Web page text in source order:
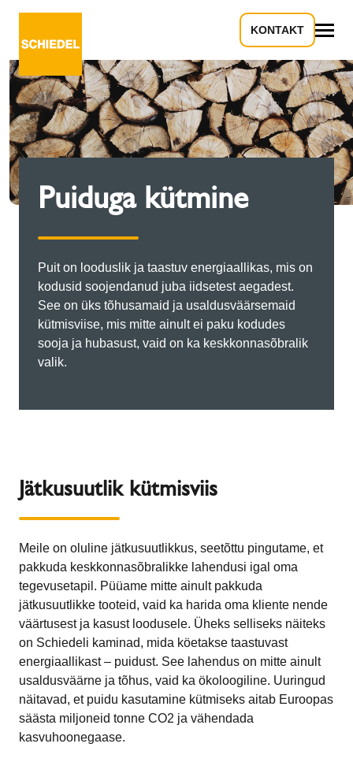
KONTAKT
Puiduga kütmine
Puit on looduslik ja taastuv energiaallikas, mis on
kodusid soojendanud juba iidsetest aegadest.
See on üks tõhusamaid ja usaldusväärsemaid
kütmisviise, mis mitte ainult ei paku kodudes
sooja ja hubasust, vaid on ka keskkonnasõbralik
valik.
Jätkusuutlik kütmisviis
Meile on oluline jätkusuutlikkus, seetõttu pingutame, et
pakkuda keskkonnasõbralikke lahendusi igal oma
tegevusetapil. Püüame mitte ainult pakkuda
jätkusuutlikke tooteid, vaid ka harida oma kliente nende
väärtusest ja kasust loodusele. Üheks selliseks näiteks
on Schiedeli kaminad, mida köetakse taastuvast
energiaallikast – puidust. See lahendus on mitte ainult
usaldusväärne ja tõhus, vaid ka ökoloogiline. Uuringud
näitavad, et puidu kasutamine kütmiseks aitab Euroopas
säästa miljoneid tonne CO2 ja vähendada
kasvuhoonegaase.